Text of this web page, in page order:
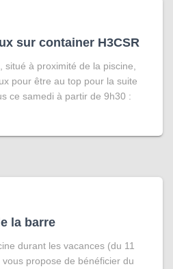
sur container H3CSR
situé à proximité de la piscine,
pour être au top pour la suite
ce samedi à partir de 9h30 :
la barre
durant les vacances (du 11
propose de bénéficier du